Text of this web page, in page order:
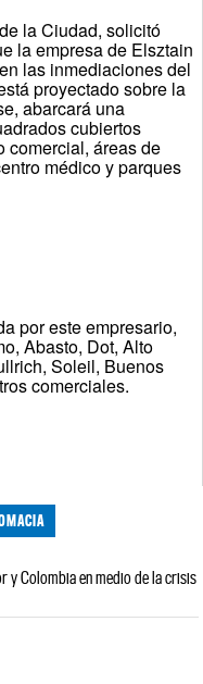
la Ciudad, solicitó
la empresa de Elsztain
las inmediaciones del
proyectado sobre la
abarcará una
cubiertos
comercial, áreas de
médico y parques
por este empresario,
Abasto, Dot, Alto
Soleil, Buenos
comerciales.
y Colombia en medio de la crisis